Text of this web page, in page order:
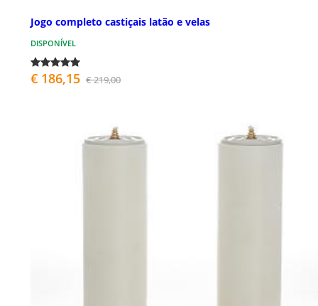
Jogo completo castiçais latão e velas
DISPONÍVEL
€ 186,15 € 219,00